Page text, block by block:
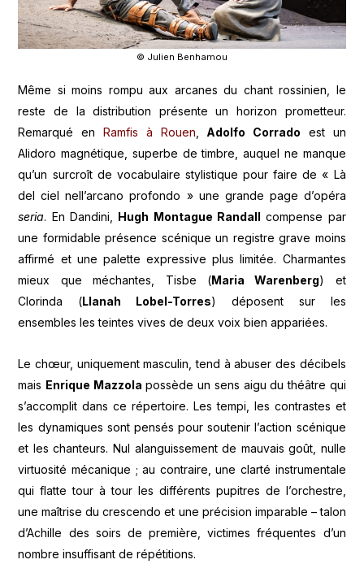
© Julien Benhamou
Même si moins rompu aux arcanes du chant rossinien, le
reste de la distribution présente un horizon prometteur.
Remarqué en Ramfis à Rouen Adolfo Corrado est un
Alidoro magnétique, superbe de timbre, auquel ne manque
qu’un surcroît de vocabulaire stylistique pour faire de « Là
del ciel nell’arcano profondo » une grande page d’opéra
seria. En Dandini, Hugh Montague Randall compense par
une formidable présence scénique un registre grave moins
affirmé et une palette expressive plus limitée. Charmantes
mieux que méchantes, Tisbe (Maria Warenberg) et
Clorinda (Llanah Lobel-Torres) déposent sur les
ensembles les teintes vives de deux voix bien appariées.
Le chœur, uniquement masculin, tend à abuser des décibels
mais Enrique Mazzola possède un sens aigu du théâtre qui
s’accomplit dans ce répertoire. Les tempi, les contrastes et
les dynamiques sont pensés pour soutenir l’action scénique
et les chanteurs. Nul alanguissement de mauvais goût, nulle
virtuosité mécanique ; au contraire, une clarté instrumentale
qui flatte tour à tour les différents pupitres de l’orchestre,
une maîtrise du crescendo et une précision imparable – talon
d’Achille des soirs de première, victimes fréquentes d’un
nombre insuffisant de répétitions.